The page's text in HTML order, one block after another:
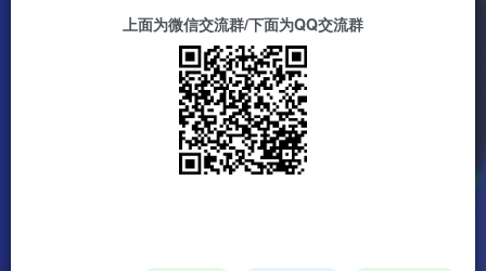
上面为微信交流群/下面为QQ交流群